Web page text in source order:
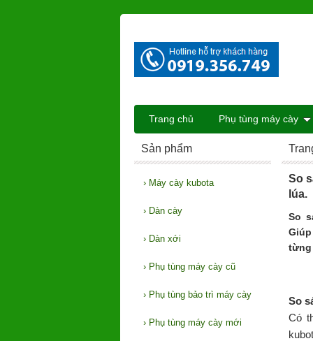
So
lúa.
So
từng
So
Có
Sản phẩm
› Máy cày kubota
› Dàn cày
› Dàn xới
› Phụ tùng máy cày cũ
› Phụ tùng bảo trì máy cày
› Phụ tùng máy cày mới
Trang chủ Phụ tùng máy cày